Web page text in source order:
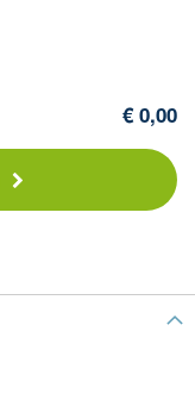
€ 0,00